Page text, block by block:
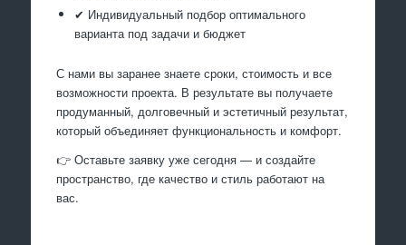
✔ Индивидуальный подбор оптимального
варианта под задачи и бюджет
С нами вы заранее знаете сроки, стоимость и все
возможности проекта. В результате вы получаете
продуманный, долговечный и эстетичный результат,
который объединяет функциональность и комфорт.
👉 Оставьте заявку уже сегодня — и создайте
пространство, где качество и стиль работают на
вас.